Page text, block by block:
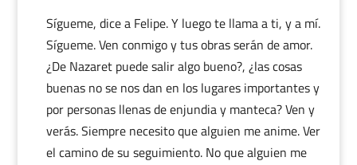
Sígueme, dice a Felipe. Y luego te llama a ti, y a mí.
Sígueme. Ven conmigo y tus obras serán de amor.
¿De Nazaret puede salir algo bueno?, ¿las cosas
buenas no se nos dan en los lugares importantes y
por personas llenas de enjundia y manteca? Ven y
verás. Siempre necesito que alguien me anime. Ver
el camino de su seguimiento. No que alguien me